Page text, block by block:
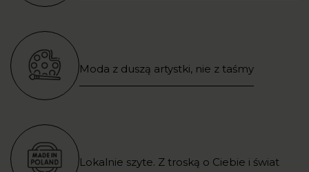
Moda z duszą artystki, nie z taśmy
Lokalnie szyte. Z troską o Ciebie i świat